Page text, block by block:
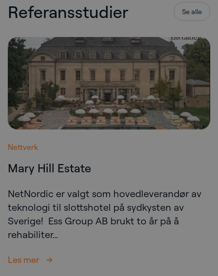
Referansstudier Se alle
Nettverk
Mary Hill Estate
NetNordic er valgt som hovedleverandør av
teknologi til slottshotel på sydkysten av
Sverige! Ess Group AB brukt to år på å
rehabiliter…
Les mer